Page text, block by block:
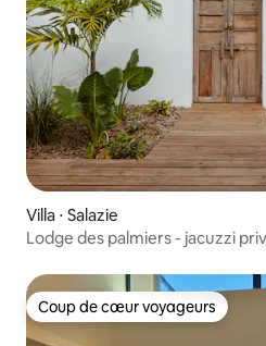
Villa ⋅ Salazie
Lodge des palmiers - jacuzzi
Coup de cœur voyageurs
Coup de cœur voyageurs